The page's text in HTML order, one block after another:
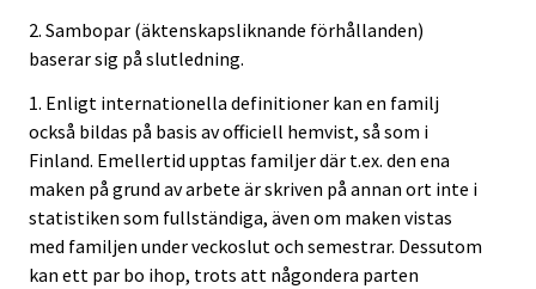
2. Sambopar (äktenskapsliknande förhållanden)
baserar sig på slutledning.
1. Enligt internationella definitioner kan en familj
också bildas på basis av officiell hemvist, så som i
Finland. Emellertid upptas familjer där t.ex. den ena
maken på grund av arbete är skriven på annan ort inte i
statistiken som fullständiga, även om maken vistas
med familjen under veckoslut och semestrar. Dessutom
kan ett par bo ihop, trots att någondera parten